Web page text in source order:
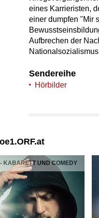
eines Karrieristen,
einer dumpfen "Mir
Aufbrechen der
Sendereihe
Hörbilder
KABARETT UND COMEDY